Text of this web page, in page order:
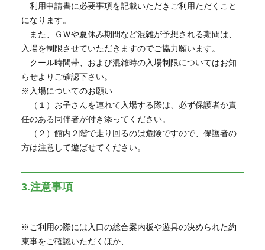
利用申請書に必要事項を記載いただきご利用ただくこと
になります。
また、ＧＷや夏休み期間など混雑が予想される期間は、
入場を制限させていただきますのでご協力願います。
クール時間帯、および混雑時の入場制限についてはお知
らせよりご確認下さい。
※入場についてのお願い
（１）お子さんを連れて入場する際は、必ず保護者か責
任のある同伴者が付き添ってください。
（２）館内２階で走り回るのは危険ですので、保護者の
方は注意して遊ばせてください。
3.注意事項
※ご利用の際には入口の総合案内板や遊具の決められた約
束事をご確認いただくほか、